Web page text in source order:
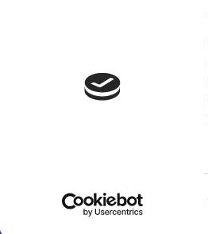
taloyhtiöille
© 2023 Jatke Oy